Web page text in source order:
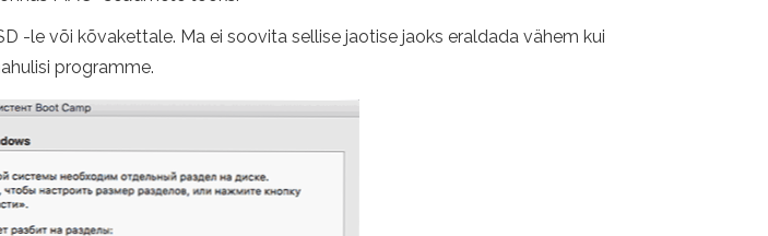
-le või kõvakettale. Ma ei soovita sellise jaotise jaoks eraldada vähem kui
programme.